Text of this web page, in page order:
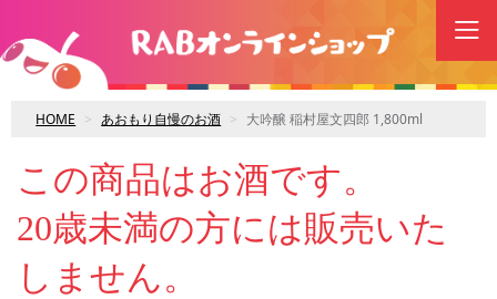
HOME あおもり自慢のお酒 大吟醸 稲村屋文四郎 1,800ml
この商品はお酒です。
20歳未満の方には販売いた
しません。